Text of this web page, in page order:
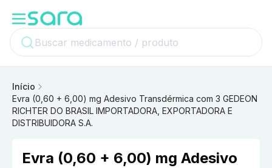
Início
Evra (0,60 + 6,00) mg Adesivo Transdérmica com 3 GEDEON
RICHTER DO BRASIL IMPORTADORA, EXPORTADORA E
DISTRIBUIDORA S.A.
Evra (0,60 + 6,00) mg Adesivo